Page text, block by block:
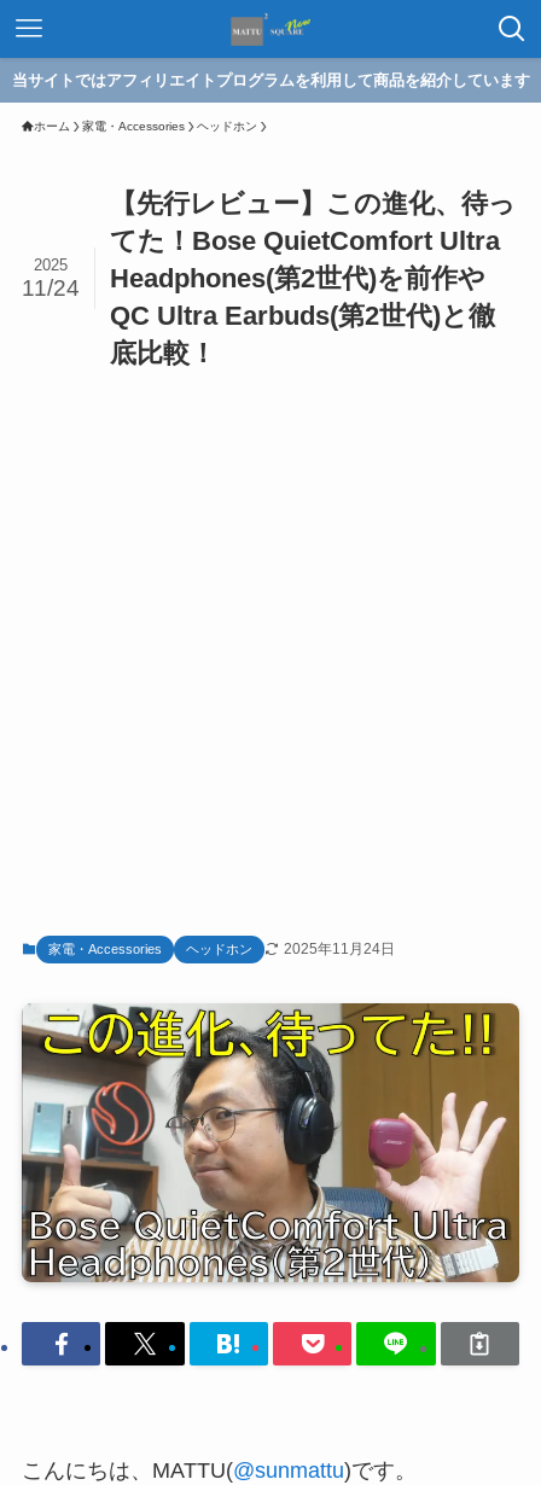
当サイトではアフィリエイトプログラムを利用して商品を紹介しています
ホーム 家電・Accessories ヘッドホン
【先行レビュー】この進化、待っ
てた！Bose QuietComfort Ultra
Headphones(第2世代)を前作や
QC Ultra Earbuds(第2世代)と徹
底比較！
2025
11/24
家電・Accessories ヘッドホン 2025年11月24日
こんにちは、MATTU(@sunmattu)です。